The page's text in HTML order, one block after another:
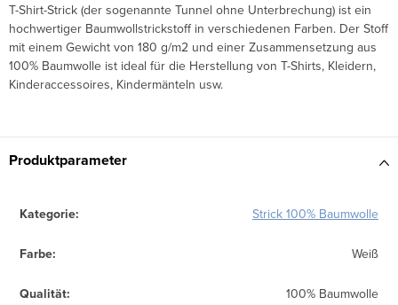
T-Shirt-Strick (der sogenannte Tunnel ohne Unterbrechung) ist ein
hochwertiger Baumwollstrickstoff in verschiedenen Farben. Der Stoff
mit einem Gewicht von 180 g/m2 und einer Zusammensetzung aus
100% Baumwolle ist ideal für die Herstellung von T-Shirts, Kleidern,
Kinderaccessoires, Kindermänteln usw.
Produktparameter
Kategorie: Strick 100% Baumwolle
Farbe: Weiß
Qualität: 100% Baumwolle